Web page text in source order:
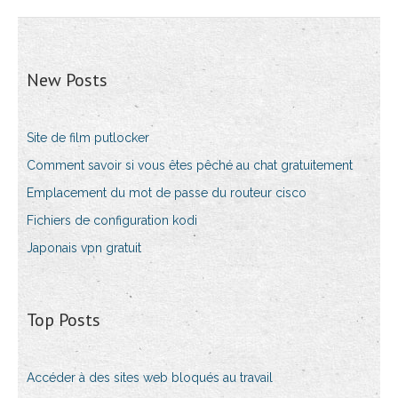
New Posts
Site de film putlocker
Comment savoir si vous êtes pêché au chat gratuitement
Emplacement du mot de passe du routeur cisco
Fichiers de configuration kodi
Japonais vpn gratuit
Top Posts
Accéder à des sites web bloqués au travail